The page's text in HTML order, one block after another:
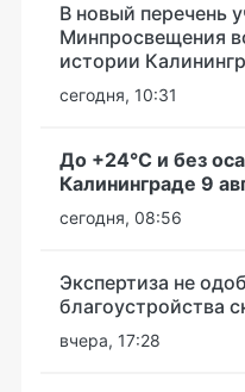
В новый перечень
Минпросвещения
истории
сегодня, 10:31
До +24°С и без
Калининграде 9
сегодня, 08:56
Экспертиза не
благоустройства
вчера, 17:28